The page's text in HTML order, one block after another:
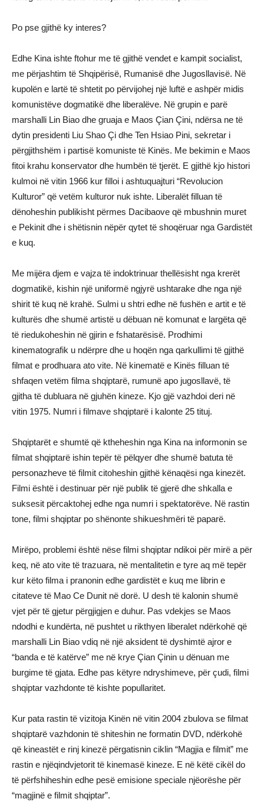
Po pse gjithë ky interes?
Edhe Kina ishte ftohur me të gjithë vendet e kampit socialist,
me përjashtim të Shqipërisë, Rumanisë dhe Jugosllavisë. Në
kupolën e lartë të shtetit po përvijohej një luftë e ashpër midis
komunistëve dogmatikë dhe liberalëve. Në grupin e parë
marshalli Lin Biao dhe gruaja e Maos Çian Çini, ndërsa ne të
dytin presidenti Liu Shao Çi dhe Ten Hsiao Pini, sekretar i
përgjithshëm i partisë komuniste të Kinës. Me bekimin e Maos
fitoi krahu konservator dhe humbën të tjerët. E gjithë kjo histori
kulmoi në vitin 1966 kur filloi i ashtuquajturi “Revolucion
Kulturor” që vetëm kulturor nuk ishte. Liberalët filluan të
dënoheshin publikisht përmes Dacibaove që mbushnin muret
e Pekinit dhe i shëtisnin nëpër qytet të shoqëruar nga Gardistët
e kuq.
Me mijëra djem e vajza të indoktrinuar thellësisht nga krerët
dogmatikë, kishin një uniformë ngjyrë ushtarake dhe nga një
shirit të kuq në krahë. Sulmi u shtri edhe në fushën e artit e të
kulturës dhe shumë artistë u dëbuan në komunat e largëta që
të riedukoheshin në gjirin e fshatarësisë. Prodhimi
kinematografik u ndërpre dhe u hoqën nga qarkullimi të gjithë
filmat e prodhuara ato vite. Në kinematë e Kinës filluan të
shfaqen vetëm filma shqiptarë, rumunë apo jugosllavë, të
gjitha të dubluara në gjuhën kineze. Kjo gjë vazhdoi deri në
vitin 1975. Numri i filmave shqiptarë i kalonte 25 tituj.
Shqiptarët e shumtë që ktheheshin nga Kina na informonin se
filmat shqiptarë ishin tepër të pëlqyer dhe shumë batuta të
personazheve të filmit citoheshin gjithë kënaqësi nga kinezët.
Filmi është i destinuar për një publik të gjerë dhe shkalla e
suksesit përcaktohej edhe nga numri i spektatorëve. Në rastin
tone, filmi shqiptar po shënonte shikueshmëri të paparë.
Mirëpo, problemi është nëse filmi shqiptar ndikoi për mirë a për
keq, në ato vite të trazuara, në mentalitetin e tyre aq më tepër
kur këto filma i pranonin edhe gardistët e kuq me librin e
citateve të Mao Ce Dunit në dorë. U desh të kalonin shumë
vjet për të gjetur përgjigjen e duhur. Pas vdekjes se Maos
ndodhi e kundërta, në pushtet u rikthyen liberalet ndërkohë që
marshalli Lin Biao vdiq në një aksident të dyshimtë ajror e
“banda e të katërve” me në krye Çian Çinin u dënuan me
burgime të gjata. Edhe pas këtyre ndryshimeve, për çudi, filmi
shqiptar vazhdonte të kishte popullaritet.
Kur pata rastin të vizitoja Kinën në vitin 2004 zbulova se filmat
shqiptarë vazhdonin të shiteshin ne formatin DVD, ndërkohë
që kineastët e rinj kinezë përgatisnin ciklin “Magjia e filmit” me
rastin e njëqindvjetorit të kinemasë kineze. E në këtë cikël do
të përfshiheshin edhe pesë emisione speciale njëorëshe për
“magjinë e filmit shqiptar”.